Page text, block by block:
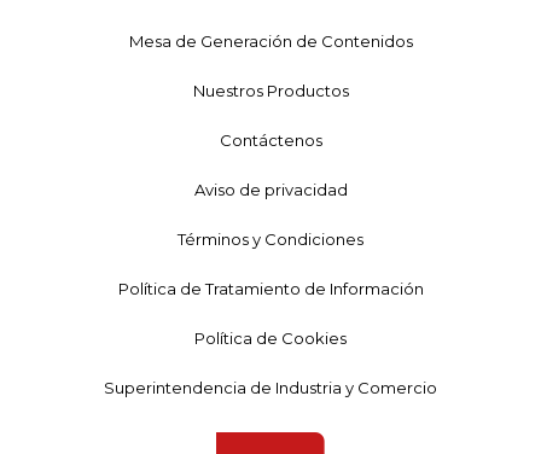
Mesa de Generación de Contenidos
Nuestros Productos
Contáctenos
Aviso de privacidad
Términos y Condiciones
Política de Tratamiento de Información
Política de Cookies
Superintendencia de Industria y Comercio